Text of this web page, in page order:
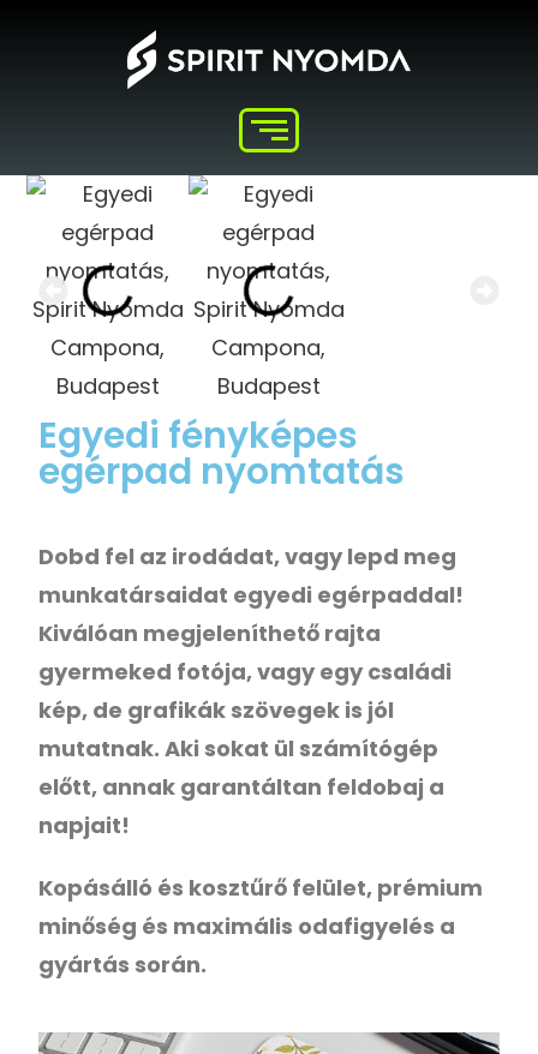
Egyedi fényképes
egérpad nyomtatás
Dobd fel az irodádat, vagy lepd meg
munkatársaidat egyedi egérpaddal!
Kiválóan megjeleníthető rajta
gyermeked fotója, vagy egy családi
kép, de grafikák szövegek is jól
mutatnak. Aki sokat ül számítógép
előtt, annak garantáltan feldobaj a
napjait!
Kopásálló és kosztűrő felület, prémium
minőség és maximális odafigyelés a
gyártás során.